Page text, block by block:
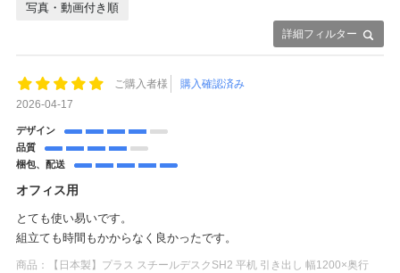
詳細フィルター
写真・動画付き順
ご購入者様
購入確認済み
2026-04-17
デザイン
品質
梱包、配送
オフィス用
とても使い易いです。
組立ても時間もかからなく良かったです。
商品：
【日本製】プラス スチールデスクSH2 平机 引き出し 幅1200×奥行